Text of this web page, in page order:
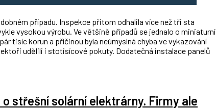
případu. Inspekce přitom odhalila více než tři sta
vysokou výrobu. Ve většině případů se jednalo o miniaturní
tisíc korun a příčinou byla neúmyslná chyba ve vykazování
udělili i stotisícové pokuty. Dodatečná instalace panelů
střešní solární elektrárny. Firmy ale